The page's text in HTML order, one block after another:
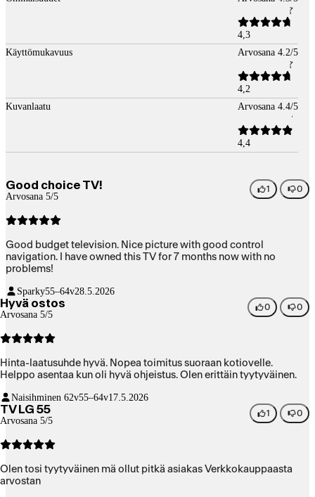
4,3
Käyttömukavuus
Arvosana 4.2/5
4,2
Kuvanlaatu
Arvosana 4.4/5
4,4
Good choice TV!
Arvosana 5/5
1 0
Good budget television. Nice picture with good control
navigation. I have owned this TV for 7 months now with no
problems!
Sparky55–64v28.5.2026
Hyvä ostos
Arvosana 5/5
0 0
Hinta-laatusuhde hyvä. Nopea toimitus suoraan kotiovelle.
Helppo asentaa kun oli hyvä ohjeistus. Olen erittäin tyytyväinen.
Naisihminen 62v55–64v17.5.2026
TV LG 55
Arvosana 5/5
1 0
Olen tosi tyytyväinen mä ollut pitkä asiakas Verkkokauppaasta
arvostan